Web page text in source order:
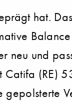
hat.
und
(RE)